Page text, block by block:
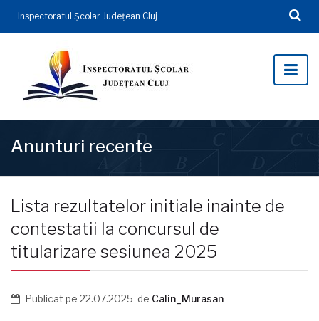
Inspectoratul Şcolar Județean Cluj
Anunturi recente
Lista rezultatelor initiale inainte de
contestatii la concursul de
titularizare sesiunea 2025
Publicat pe 22.07.2025 de Calin_Murasan